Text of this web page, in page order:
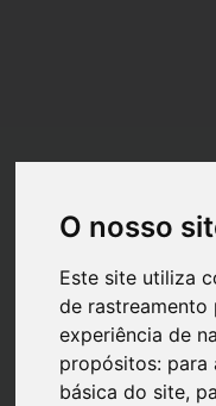
O nosso
Este site utiliza
de rastreamento
experiência de
propósitos: para
básica do site,